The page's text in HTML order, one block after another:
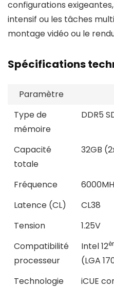
configurations
intensif ou les tâches
montage vidéo ou le
Spécifications
Paramètre
Type de
mémoire
DDR5
Capacité
totale
32GB
Fréquence
Latence (CL)
CL38
Tension
1.25V
Compatibilité
processeur
Intel 12
(LGA
Technologie
iCUE